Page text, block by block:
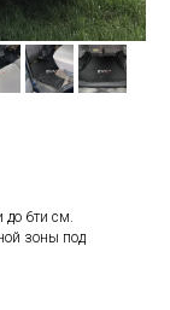
до 6ти см.
зоны под